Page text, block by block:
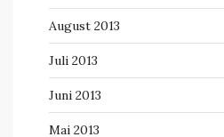
August 2013
Juli 2013
Juni 2013
Mai 2013